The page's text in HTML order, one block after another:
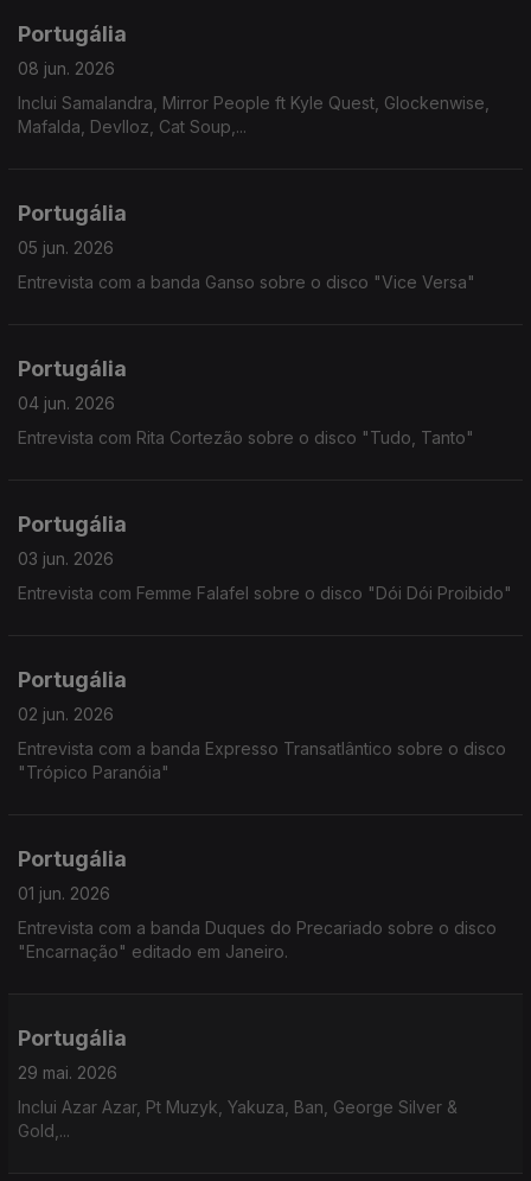
Portugália
08 jun. 2026
Inclui Samalandra, Mirror People ft Kyle Quest, Glockenwise,
Mafalda, Devlloz, Cat Soup,...
Portugália
05 jun. 2026
Entrevista com a banda Ganso sobre o disco "Vice Versa"
Portugália
04 jun. 2026
Entrevista com Rita Cortezão sobre o disco "Tudo, Tanto"
Portugália
03 jun. 2026
Entrevista com Femme Falafel sobre o disco "Dói Dói Proibido"
Portugália
02 jun. 2026
Entrevista com a banda Expresso Transatlântico sobre o disco
"Trópico Paranóia"
Portugália
01 jun. 2026
Entrevista com a banda Duques do Precariado sobre o disco
"Encarnação" editado em Janeiro.
Portugália
29 mai. 2026
Inclui Azar Azar, Pt Muzyk, Yakuza, Ban, George Silver &
Gold,...